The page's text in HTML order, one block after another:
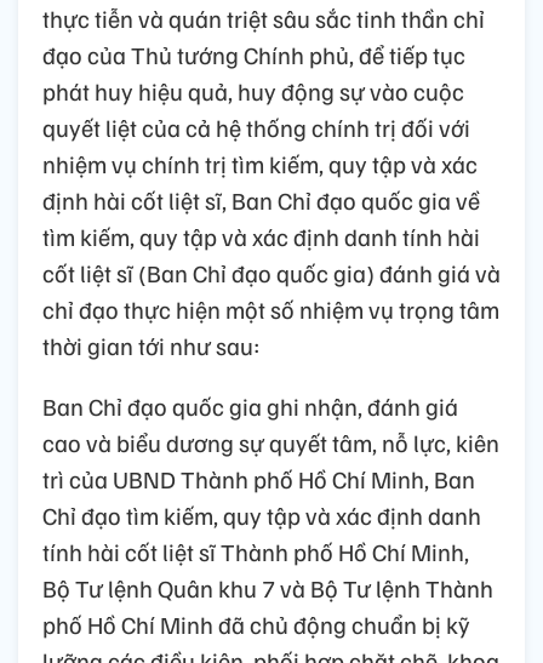
thực tiễn và quán triệt sâu sắc tinh thần chỉ
đạo của Thủ tướng Chính phủ, để tiếp tục
phát huy hiệu quả, huy động sự vào cuộc
quyết liệt của cả hệ thống chính trị đối với
nhiệm vụ chính trị tìm kiếm, quy tập và xác
định hài cốt liệt sĩ, Ban Chỉ đạo quốc gia về
tìm kiếm, quy tập và xác định danh tính hài
cốt liệt sĩ (Ban Chỉ đạo quốc gia) đánh giá và
chỉ đạo thực hiện một số nhiệm vụ trọng tâm
thời gian tới như sau:
Ban Chỉ đạo quốc gia ghi nhận, đánh giá
cao và biểu dương sự quyết tâm, nỗ lực, kiên
trì của UBND Thành phố Hồ Chí Minh, Ban
Chỉ đạo tìm kiếm, quy tập và xác định danh
tính hài cốt liệt sĩ Thành phố Hồ Chí Minh,
Bộ Tư lệnh Quân khu 7 và Bộ Tư lệnh Thành
phố Hồ Chí Minh đã chủ động chuẩn bị kỹ